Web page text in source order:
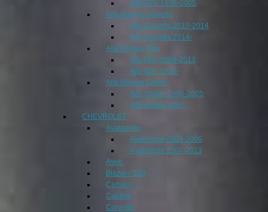
Alfa GTV 1996-2005
Alfa Romeo Guilietta
Alfa Giulietta 2010-2014
Alfa Giulietta 2014-
Alfa Romeo Mito
Alfa Mito 2009-2013
Alfa Mito 2014-
Alfa Romeo Spider
Alfa Spider 1996-2005
Alfa Spider 2007-
CHEVROLET
Avalanche
Avalanche 2003-2006
Avalanche 2007-2013
Aveo
Blazer / S10
Camaro
Captiva
Corvette